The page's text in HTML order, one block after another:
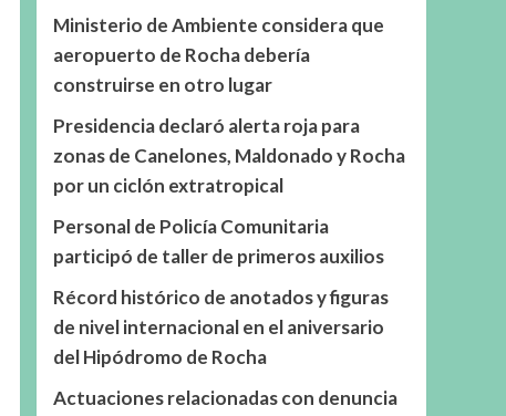
Ministerio de Ambiente considera que
aeropuerto de Rocha debería
construirse en otro lugar
Presidencia declaró alerta roja para
zonas de Canelones, Maldonado y Rocha
por un ciclón extratropical
Personal de Policía Comunitaria
participó de taller de primeros auxilios
Récord histórico de anotados y figuras
de nivel internacional en el aniversario
del Hipódromo de Rocha
Actuaciones relacionadas con denuncia